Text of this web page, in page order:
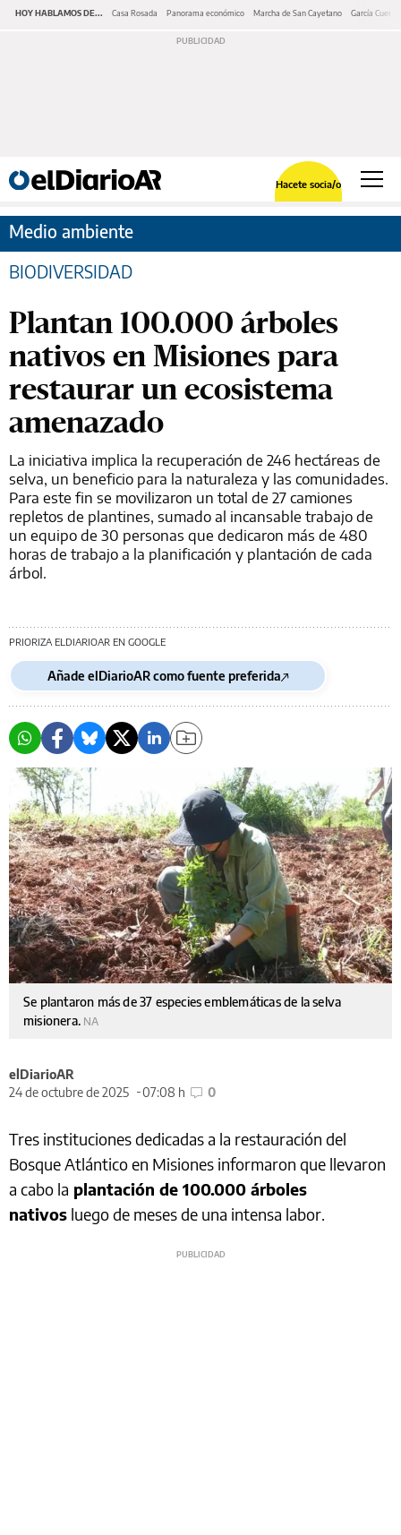
HOY HABLAMOS DE... Casa Rosada Panorama económico Marcha de San Cayetano García Cuerva
Hacete socia/o
Medio ambiente
BIODIVERSIDAD
Plantan 100.000 árboles
nativos en Misiones para
restaurar un ecosistema
amenazado
La iniciativa implica la recuperación de 246 hectáreas de
selva, un beneficio para la naturaleza y las comunidades.
Para este fin se movilizaron un total de 27 camiones
repletos de plantines, sumado al incansable trabajo de
un equipo de 30 personas que dedicaron más de 480
horas de trabajo a la planificación y plantación de cada
árbol.
PRIORIZA ELDIARIOAR EN GOOGLE
Añade elDiarioAR como fuente preferida
Se plantaron más de 37 especies emblemáticas de la selva
misionera. NA
elDiarioAR
24 de octubre de 2025
07:08 h 0
Tres instituciones dedicadas a la restauración del
Bosque Atlántico en Misiones informaron que llevaron
a cabo la plantación de 100.000 árboles
nativos luego de meses de una intensa labor.